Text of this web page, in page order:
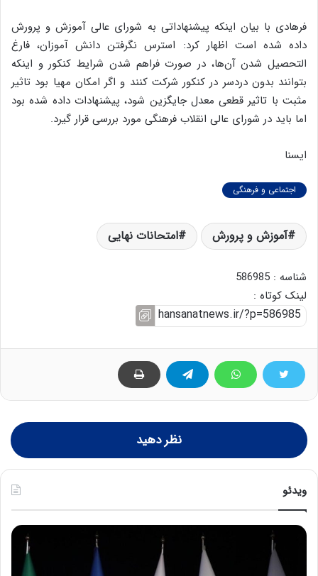
فرهادی با بیان اینکه پیشنهاداتی به شورای عالی آموزش و پرورش
داده شده است اظهار کرد: استرس نگرفتن دانش آموزان، فارغ
التحصیل شدن آن‌ها، در صورت فراهم شدن شرایط کنکور و اینکه
بتوانند بدون دردسر در کنکور شرکت کنند و اگر امکان مهیا بود تاثیر
مثبت با تاثیر قطعی معدل جایگزین شود، پیشنهادات داده شده بود
اما باید در شورای عالی انقلاب فرهنگی مورد بررسی قرار گیرد.
ایسنا
اجتماعی و فرهنگی
آموزش و پرورش امتحانات نهایی
شناسه : 586985
لینک کوتاه :
نظر دهید
ویدئو